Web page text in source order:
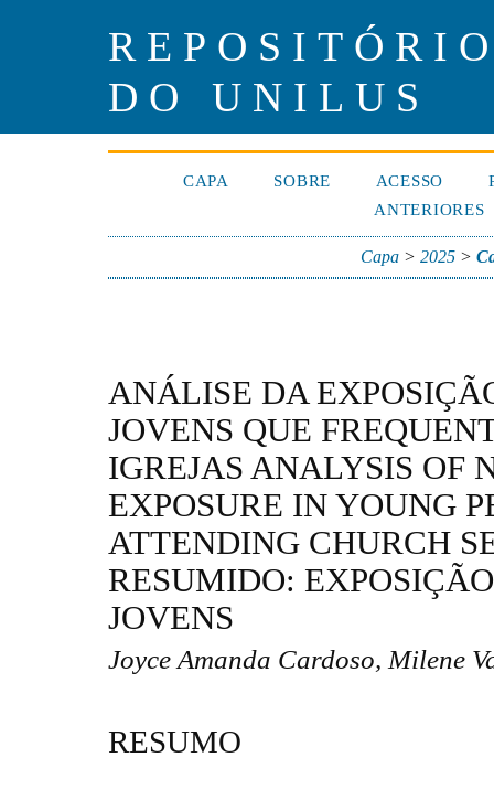
DO UNILUS
CAPA SOBRE ACESSO
ANTERIORES
Capa> 2025>
ANÁLISE DA
JOVENS QUE
IGREJAS ANALYSIS OF
EXPOSURE IN YOUNG
ATTENDING CHURCH
RESUMIDO:
JOVENS
Joyce Amanda Cardoso, Milene
RESUMO